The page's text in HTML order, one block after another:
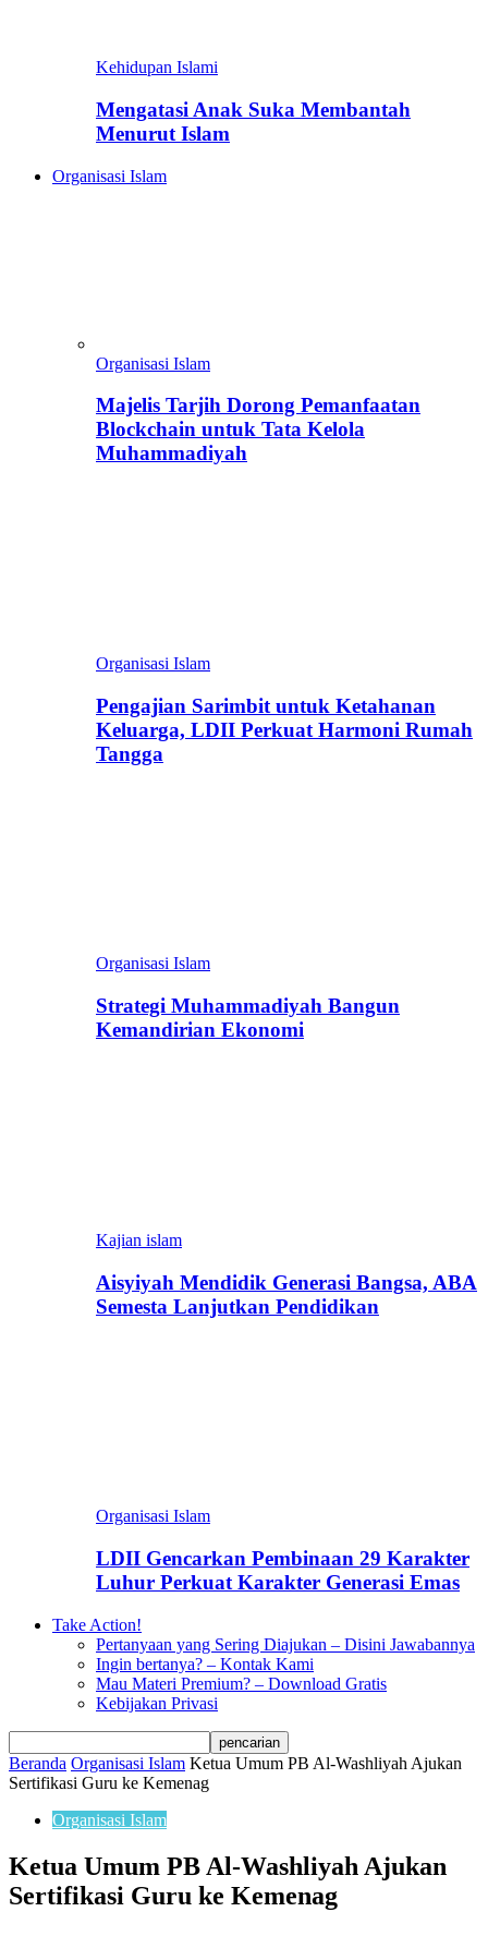
Kehidupan Islami
Mengatasi Anak Suka Membantah
Menurut Islam
Organisasi Islam
Organisasi Islam
Majelis Tarjih Dorong Pemanfaatan
Blockchain untuk Tata Kelola
Muhammadiyah
Organisasi Islam
Pengajian Sarimbit untuk Ketahanan
Keluarga, LDII Perkuat Harmoni Rumah
Tangga
Organisasi Islam
Strategi Muhammadiyah Bangun
Kemandirian Ekonomi
Kajian islam
Aisyiyah Mendidik Generasi Bangsa, ABA
Semesta Lanjutkan Pendidikan
Organisasi Islam
LDII Gencarkan Pembinaan 29 Karakter
Luhur Perkuat Karakter Generasi Emas
Take Action!
Pertanyaan yang Sering Diajukan – Disini Jawabannya
Ingin bertanya? – Kontak Kami
Mau Materi Premium? – Download Gratis
Kebijakan Privasi
Beranda Organisasi Islam Ketua Umum PB Al-Washliyah Ajukan
Sertifikasi Guru ke Kemenag
Organisasi Islam
Ketua Umum PB Al-Washliyah Ajukan
Sertifikasi Guru ke Kemenag